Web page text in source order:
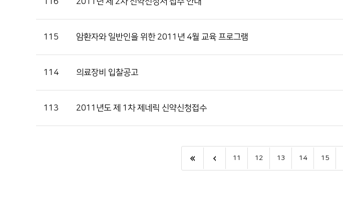
115 암환자와 일반인을 위한 2011년 4월 교육 프로그램
114 의료장비 입찰공고
113 2011년도 제 1차 제네릭 신약신청접수
11 12 13 14 15